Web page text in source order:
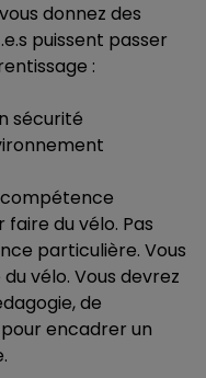
donnez des
puissent passer
:
sécurité
compétence
du vélo. Pas
particulière. Vous
vélo. Vous devrez
de
encadrer un